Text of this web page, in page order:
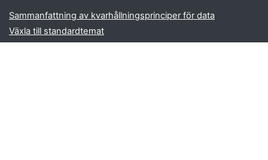
Sammanfattning av kvarhållningsprinciper för data
Växla till standardtemat